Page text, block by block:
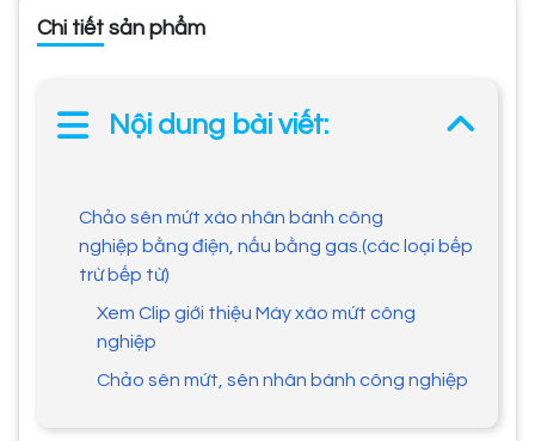
Chi tiết sản phẩm
Nội dung bài viết:
Chảo sên mứt xào nhân bánh công
nghiệp bằng điện, nấu bằng gas.(các loại bếp
trừ bếp từ)
Xem Clip giới thiệu Máy xào mứt công
nghiệp
Chảo sên mứt, sên nhân bánh công nghiệp